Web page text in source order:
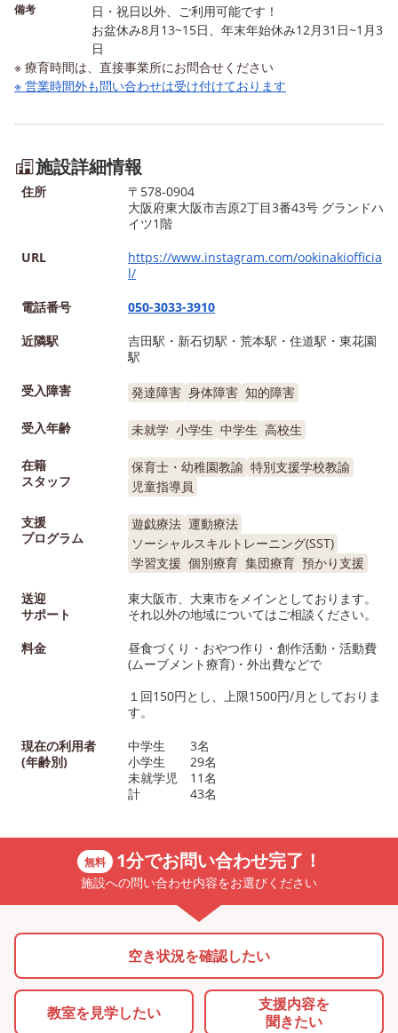
備考
日・祝日以外、ご利用可能です！
お盆休み8月13~15日、年末年始休み12月31日~1月3
日
※ 療育時間は、直接事業所にお問合せください
※ 営業時間外も問い合わせは受け付けております
施設詳細情報
住所
〒578-0904
大阪府東大阪市吉原2丁目3番43号 グランドハ
イツ1階
URL
https://www.instagram.com/ookinakiofficia
l/
電話番号
050-3033-3910
近隣駅
吉田駅・新石切駅・荒本駅・住道駅・東花園
駅
受入障害
発達障害 身体障害 知的障害
受入年齢 未就学 小学生 中学生 高校生
在籍
スタッフ
保育士・幼稚園教諭 特別支援学校教諭
児童指導員
支援
プログラム
遊戯療法 運動療法
ソーシャルスキルトレーニング(SST)
学習支援 個別療育 集団療育 預かり支援
送迎
サポート
東大阪市、大東市をメインとしております。
それ以外の地域についてはご相談ください。
料金
昼食づくり・おやつ作り・創作活動・活動費
(ムーブメント療育)・外出費などで
１回150円とし、上限1500円/月としておりま
す。
現在の利用者
(年齢別)
中学生 3名
小学生 29名
未就学児 11名
計 43名
無料 1分でお問い合わせ完了！
施設への問い合わせ内容をお選びください
空き状況を確認したい
教室を見学したい
支援内容を
聞きたい